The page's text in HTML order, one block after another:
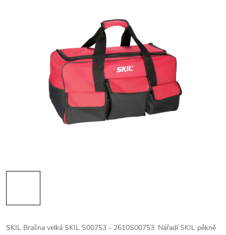
SKIL Brašna velká SKIL S00753 - 2610S00753. Nářadí SKIL pěkně